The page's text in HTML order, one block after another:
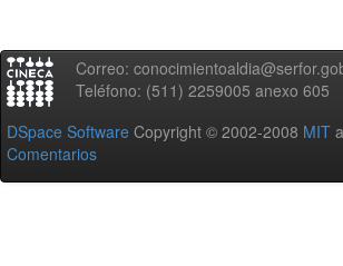
Correo:
Teléfono: (511) 2259005 anexo 605
DSpace Software Copyright © 2002-2008 MIT
Comentarios